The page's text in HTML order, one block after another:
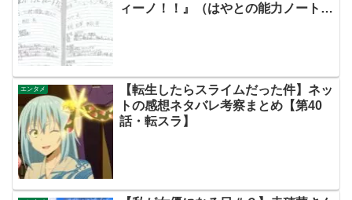
ィーノ！！』（はやとの能力ノートよ
エンタメ
【転生したらスライムだった件】ネッ
トの感想ネタバレ考察まとめ【第40
話・転スラ】